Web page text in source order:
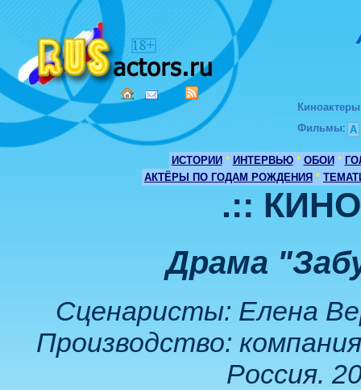
Киноактеры
Фильмы: А
ИСТОРИИ * ИНТЕРВЬЮ * ОБОИ *
АКТЁРЫ ПО ГОДАМ РОЖДЕНИЯ *
.::
Драма
Сценаристы: Елена
Производство:
Россия.